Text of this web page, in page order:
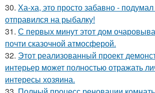
30. Ха-ха, это просто забавно -
отправился на рыбалку!
31. С первых минут этот дом
почти сказочной атмосферой.
32. Этот реализованный проект
интерьер может полностью отражать
интересы хозяина.